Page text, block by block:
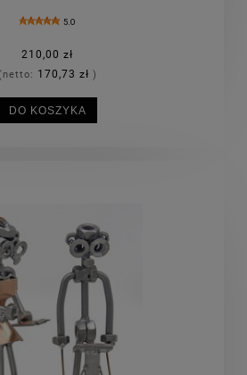
5.0
210,00 zł
(netto: 170,73 zł )
DO KOSZYKA